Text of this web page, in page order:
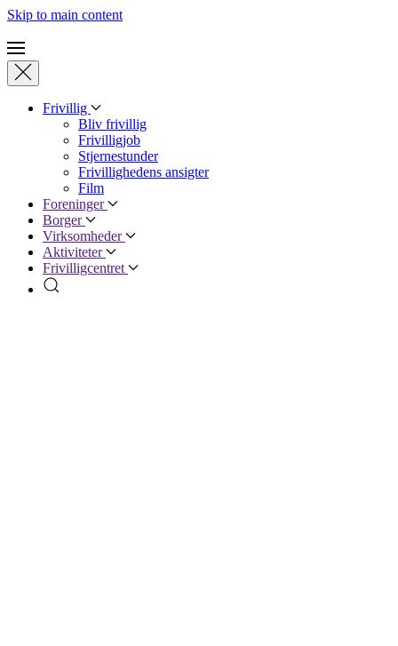
Skip to main content
Frivillig
Bliv frivillig
Frivilligjob
Stjernestunder
Frivillighedens ansigter
Film
Foreninger
Borger
Virksomheder
Aktiviteter
Frivilligcentret